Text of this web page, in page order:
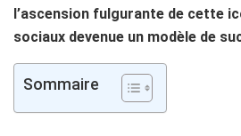
l’ascension fulgurante de cette
sociaux devenue un modèle de
Sommaire